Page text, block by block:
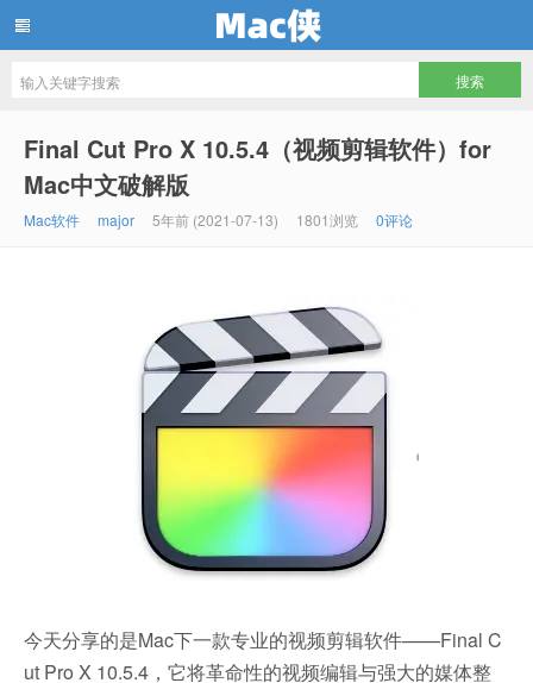
Final Cut Pro X 10.5.4（视频剪辑软件）for
Mac中文破解版
Mac软件 major 5年前 (2021-07-13) 1801浏览 0评论
今天分享的是Mac下一款专业的视频剪辑软件——Final C
ut Pro X 10.5.4，它将革命性的视频编辑与强大的媒体整